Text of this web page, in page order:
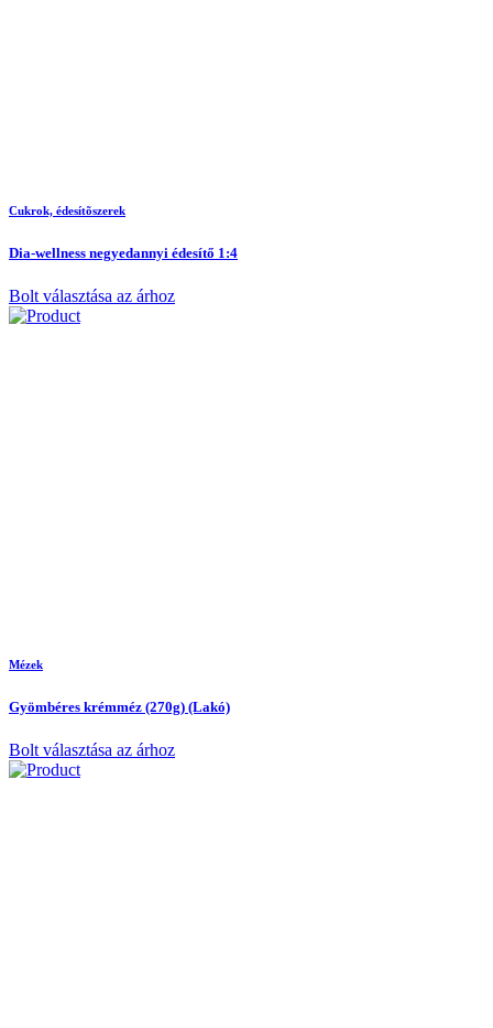
Cukrok, édesítõszerek
Dia-wellness negyedannyi édesítő 1:4
Bolt választása az árhoz
Mézek
Gyömbéres krémméz (270g) (Lakó)
Bolt választása az árhoz